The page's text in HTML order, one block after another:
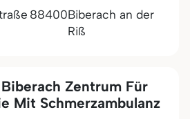
88400Biberach an der
Riß
Zentrum Für
Mit Schmerzambulanz